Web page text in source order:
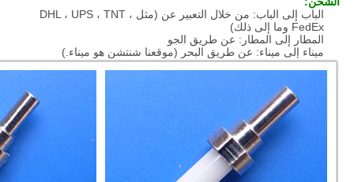
الباب إلى الباب: من خلال التعبير عن (مثل DHL ، UPS ، TNT ،
FedEx وما إلى ذلك)
المطار إلى المطار: عن طريق الجو
ميناء إلى ميناء: عن طريق البحر (موقعنا شنتشن هو ميناء.)